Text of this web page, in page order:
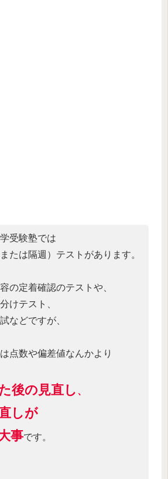
受験塾では
たは隔週）テストがあります。
の定着確認のテストや、
けテスト、
などですが、
点数や偏差値なんかより
後の見直し 、
しが
事です。